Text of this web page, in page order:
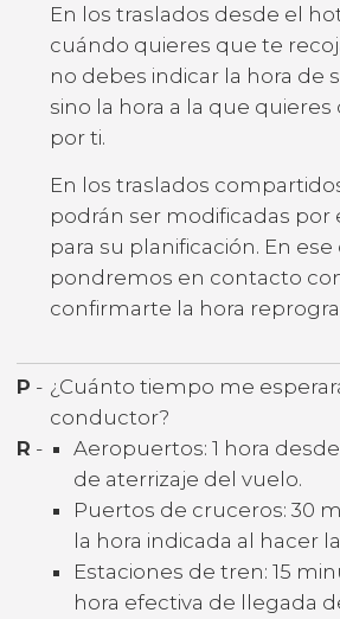
En los traslados desde el
cuándo quieres que te
no debes indicar la hora de
sino la hora a la que
por ti.
En los traslados
podrán ser modificadas por
para su planificación. En ese
pondremos en contacto
confirmarte la hora
P - ¿Cuánto tiempo me
conductor?
R -
Aeropuertos: 1 hora
de aterrizaje del vuelo.
Puertos de cruceros: 30
la hora indicada al hacer
Estaciones de tren: 15
hora efectiva de llegada